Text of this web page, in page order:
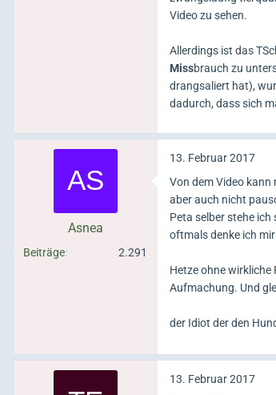
Video zu sehen.
Allerdings ist das
Missbrauch zu
drangsaliert hat),
dadurch, dass sich
Asnea
Beiträge 2.291
13. Februar 2017
Von dem Video
aber auch nicht
Peta selber stehe
oftmals denke ich
Hetze ohne wirkliche
Aufmachung. Und
der Idiot der den
13. Februar 2017